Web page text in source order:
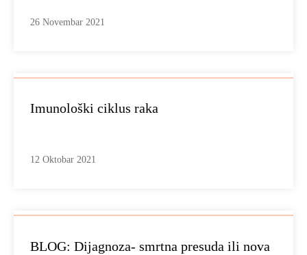
26 Novembar 2021
Imunološki ciklus raka
12 Oktobar 2021
BLOG: Dijagnoza- smrtna presuda ili nova